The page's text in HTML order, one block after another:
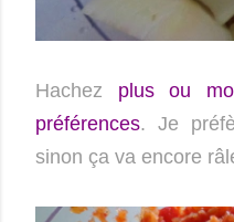
Hachez plus ou
préférences. Je
sinon ça va encore